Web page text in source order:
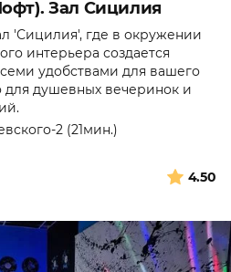
Зал Сицилия
'Сицилия', где в окружении
интерьера создается
удобствами для вашего
душевных вечеринок и
2 (21мин.)
4.50